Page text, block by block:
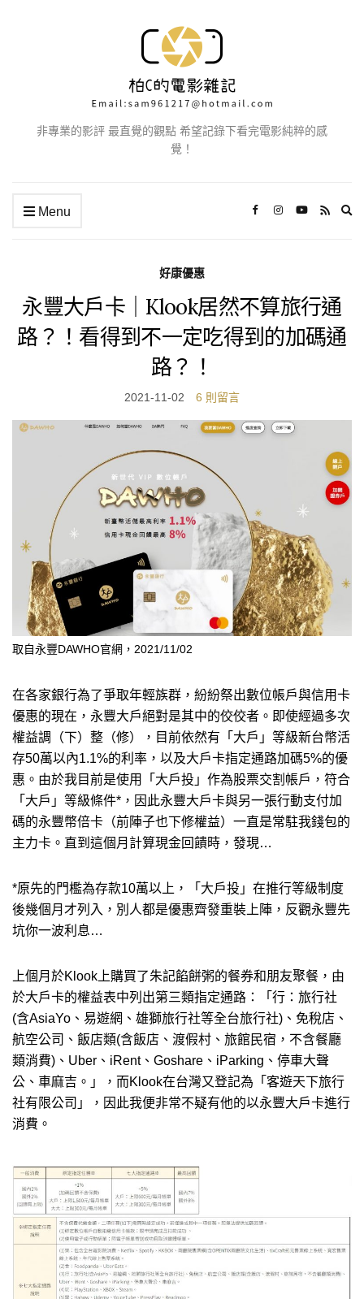
非專業的影評 最直覺的觀點 希望記錄下看完電影純粹的感
覺！
Menu
好康優惠
永豐大戶卡｜Klook居然不算旅行通
路？！看得到不一定吃得到的加碼通
路？！
2021-11-02 6 則留言
取自永豐DAWHO官網，2021/11/02
在各家銀行為了爭取年輕族群，紛紛祭出數位帳戶與信用卡
優惠的現在，永豐大戶絕對是其中的佼佼者。即使經過多次
權益調（下）整（修），目前依然有「大戶」等級新台幣活
存50萬以內1.1%的利率，以及大戶卡指定通路加碼5%的優
惠。由於我目前是使用「大戶投」作為股票交割帳戶，符合
「大戶」等級條件*，因此永豐大戶卡與另一張行動支付加
碼的永豐幣倍卡（前陣子也下修權益）一直是常駐我錢包的
主力卡。直到這個月計算現金回饋時，發現…
*原先的門檻為存款10萬以上，「大戶投」在推行等級制度
後幾個月才列入，別人都是優惠齊發重裝上陣，反觀永豐先
坑你一波利息…
上個月於Klook上購買了朱記餡餅粥的餐券和朋友聚餐，由
於大戶卡的權益表中列出第三類指定通路：「行：旅行社
(含AsiaYo、易遊網、雄獅旅行社等全台旅行社)、免稅店、
航空公司、飯店類(含飯店、渡假村、旅館民宿，不含餐廳
類消費)、Uber、iRent、Goshare、iParking、停車大聲
公、車麻吉。」，而Klook在台灣又登記為「客遊天下旅行
社有限公司」，因此我便非常不疑有他的以永豐大戶卡進行
消費。